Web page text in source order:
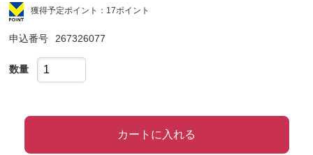
獲得予定ポイント：17ポイント
申込番号 267326077
数量
カートに入れる